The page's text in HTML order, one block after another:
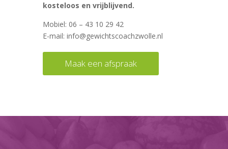
kosteloos en vrijblijvend.
Mobiel: 06 – 43 10 29 42
E-mail: info@gewichtscoachzwolle.nl
Maak een afspraak